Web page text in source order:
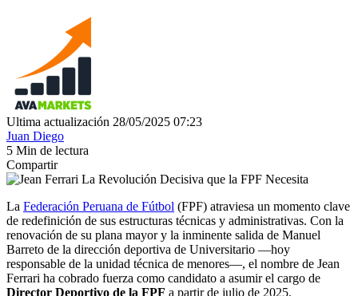
Ultima actualización 28/05/2025 07:23
Juan Diego
5 Min de lectura
Compartir
La Federación Peruana de Fútbol (FPF) atraviesa un momento clave
de redefinición de sus estructuras técnicas y administrativas. Con la
renovación de su plana mayor y la inminente salida de Manuel
Barreto de la dirección deportiva de Universitario —hoy
responsable de la unidad técnica de menores—, el nombre de Jean
Ferrari ha cobrado fuerza como candidato a asumir el cargo de
Director Deportivo de la FPF a partir de julio de 2025.